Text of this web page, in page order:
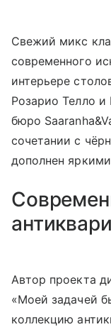
Свежий микс
современного
интерьере
Розарио Телло и
бюро
сочетании с
дополнен
Автор проекта
«Моей задачей
коллекцию